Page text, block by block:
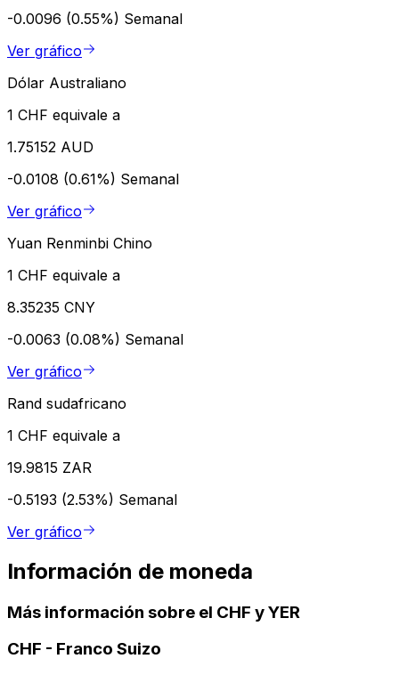
-0.0096 (0.55%) Semanal
Ver gráfico
Dólar Australiano
1 CHF equivale a
1.75152 AUD
-0.0108 (0.61%) Semanal
Ver gráfico
Yuan Renminbi Chino
1 CHF equivale a
8.35235 CNY
-0.0063 (0.08%) Semanal
Ver gráfico
Rand sudafricano
1 CHF equivale a
19.9815 ZAR
-0.5193 (2.53%) Semanal
Ver gráfico
Información de moneda
Más información sobre el CHF y YER
CHF - Franco Suizo